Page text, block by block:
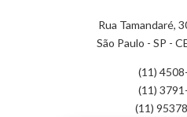
Rua Tamandaré,
São Paulo - SP -
(11)
(11)
(11)